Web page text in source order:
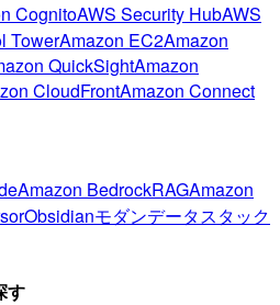
CognitoAWS Security HubAWS
TowerAmazon EC2Amazon
QuickSightAmazon
CloudFrontAmazon Connect
Amazon BedrockRAGAmazon
Obsidianモダンデータスタック
す